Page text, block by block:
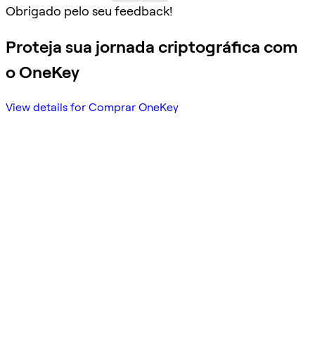
Obrigado pelo seu feedback!
Proteja sua jornada criptográfica com
o OneKey
View details for Comprar OneKey